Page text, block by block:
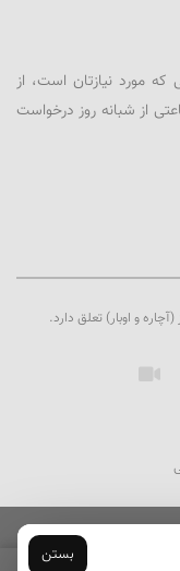
مورد نیازتان است، از
از شبانه روز درخواست
و اوبار) تعلق دارد.
بستن